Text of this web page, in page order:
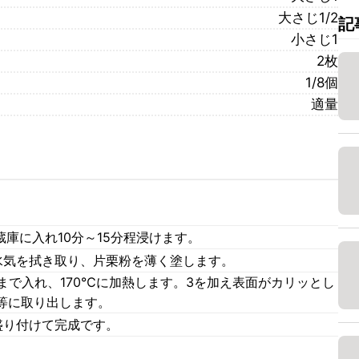
大さじ1/2
小さじ1
2枚
1/8個
適量
に入れ10分～15分程浸けます。
を拭き取り、片栗粉を薄く塗します。
で入れ、170℃に加熱します。3を加え表面がカリッとし
取り出します。
付けて完成です。
記